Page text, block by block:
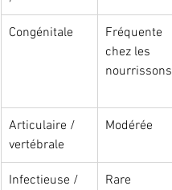
Congénitale
Fréquente
chez les
nourrissons
Articulaire /
vertébrale
Modérée
Infectieuse /
Rare